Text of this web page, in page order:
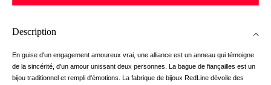
Description
En guise d'un engagement amoureux vrai, une alliance est un anneau qui témoigne
de la sincérité, d'un amour unissant deux personnes. La bague de fiançailles est un
bijou traditionnel et rempli d'émotions. La fabrique de bijoux RedLine dévoile des